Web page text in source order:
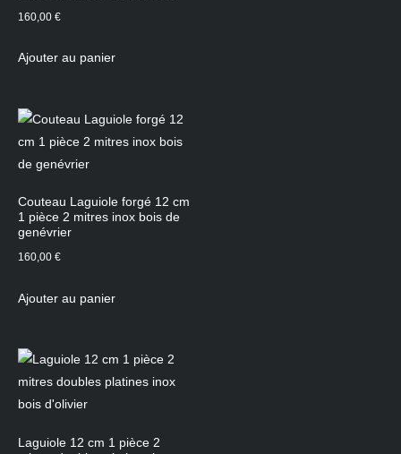
160,00 €
Ajouter au panier
Couteau Laguiole forgé 12 cm
1 pièce 2 mitres inox bois de
genévrier
160,00 €
Ajouter au panier
Laguiole 12 cm 1 pièce 2